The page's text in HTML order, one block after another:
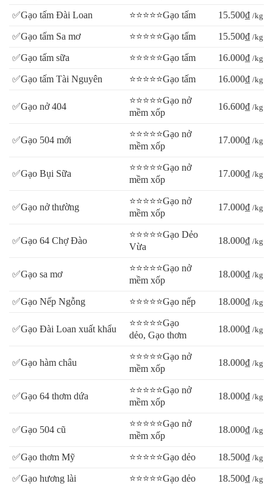
✅Gạo tấm Đài Loan ⭐⭐⭐⭐⭐Gạo tấm 15.500₫ /kg
✅Gạo tấm Sa mơ ⭐⭐⭐⭐⭐Gạo tấm 15.500₫ /kg
✅Gạo tấm sữa ⭐⭐⭐⭐⭐Gạo tấm 16.000₫ /kg
✅Gạo tấm Tài Nguyên ⭐⭐⭐⭐⭐Gạo tấm 16.000₫ /kg
✅Gạo nở 404
⭐⭐⭐⭐⭐Gạo nở
mềm xốp
16.600₫ /kg
✅Gạo 504 mới
⭐⭐⭐⭐⭐Gạo nở
mềm xốp
17.000₫ /kg
✅Gạo Bụi Sữa
⭐⭐⭐⭐⭐Gạo nở
mềm xốp
17.000₫ /kg
✅Gạo nở thường
⭐⭐⭐⭐⭐Gạo nở
mềm xốp
17.000₫ /kg
✅Gạo 64 Chợ Đào
⭐⭐⭐⭐⭐Gạo Dẻo
Vừa
18.000₫ /kg
✅Gạo sa mơ
⭐⭐⭐⭐⭐Gạo nở
mềm xốp
18.000₫ /kg
✅Gạo Nếp Ngỗng ⭐⭐⭐⭐⭐Gạo nếp 18.000₫ /kg
✅Gạo Đài Loan xuất khẩu
⭐⭐⭐⭐⭐Gạo
dẻo, Gạo thơm
18.000₫ /kg
✅Gạo hàm châu
⭐⭐⭐⭐⭐Gạo nở
mềm xốp
18.000₫ /kg
✅Gạo 64 thơm dứa
⭐⭐⭐⭐⭐Gạo nở
mềm xốp
18.000₫ /kg
✅Gạo 504 cũ
⭐⭐⭐⭐⭐Gạo nở
mềm xốp
18.000₫ /kg
✅Gạo thơm Mỹ ⭐⭐⭐⭐⭐Gạo dẻo 18.500₫ /kg
✅Gạo hương lài ⭐⭐⭐⭐⭐Gạo dẻo 18.500₫ /kg